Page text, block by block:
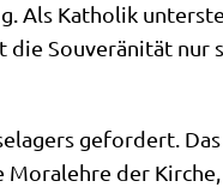
Als Katho­lik
Sou­ve­rä­ni­tät nur
gefor­dert.
der